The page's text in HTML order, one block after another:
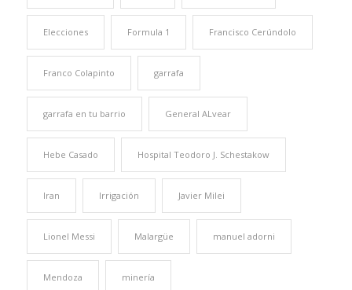
Elecciones Formula 1 Francisco Cerúndolo
Franco Colapinto garrafa
garrafa en tu barrio General ALvear
Hebe Casado Hospital Teodoro J. Schestakow
Iran Irrigación Javier Milei
Lionel Messi Malargüe manuel adorni
Mendoza minería